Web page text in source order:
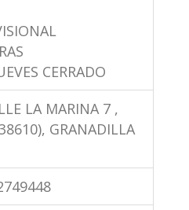
CERRADO
LA MARINA 7 ,
GRANADILLA